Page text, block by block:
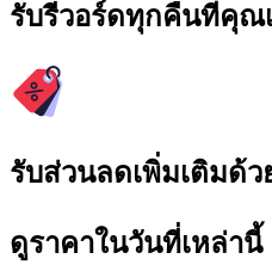
รับรีวอร์ดทุกคืนที่คุณ
รับส่วนลดเพิ่มเติมด้
ดูราคาในวันที่เหล่านี้